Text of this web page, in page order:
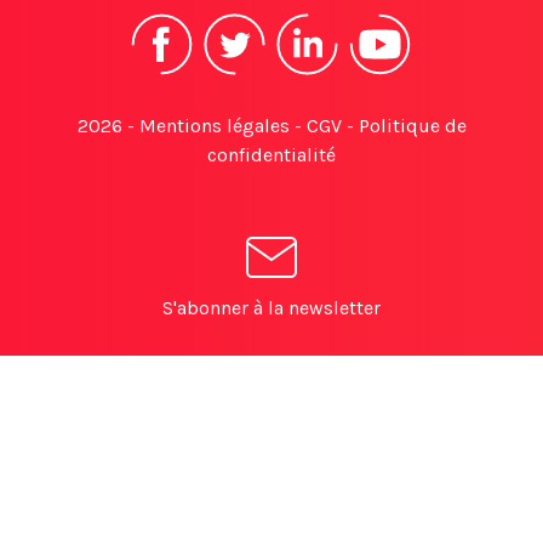
2026 - Mentions légales - CGV- Politique de
confidentialité
S'abonner à la newsletter